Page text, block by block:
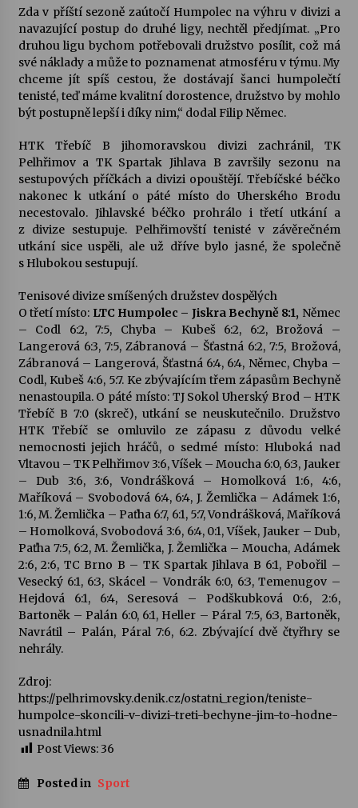
Zda v příští sezoně zaútočí Humpolec na výhru v divizi a
navazující postup do druhé ligy, nechtěl předjímat. „Pro
druhou ligu bychom potřebovali družstvo posílit, což má
své náklady a může to poznamenat atmosféru v týmu. My
chceme jít spíš cestou, že dostávají šanci humpolečtí
tenisté, teď máme kvalitní dorostence, družstvo by mohlo
být postupně lepší i díky nim,“ dodal Filip Němec.
HTK Třebíč B jihomoravskou divizi zachránil, TK
Pelhřimov a TK Spartak Jihlava B završily sezonu na
sestupových příčkách a divizi opouštějí. Třebíčské béčko
nakonec k utkání o páté místo do Uherského Brodu
necestovalo. Jihlavské béčko prohrálo i třetí utkání a
z divize sestupuje. Pelhřimovští tenisté v závěrečném
utkání sice uspěli, ale už dříve bylo jasné, že společně
s Hlubokou sestupují.
Tenisové divize smíšených družstev dospělých
O třetí místo: LTC Humpolec – Jiskra Bechyně 8:1, Němec
– Codl 6:2, 7:5, Chyba – Kubeš 6:2, 6:2, Brožová –
Langerová 6:3, 7:5, Zábranová – Šťastná 6:2, 7:5, Brožová,
Zábranová – Langerová, Šťastná 6:4, 6:4, Němec, Chyba –
Codl, Kubeš 4:6, 5:7. Ke zbývajícím třem zápasům Bechyně
nenastoupila. O páté místo: TJ Sokol Uherský Brod – HTK
Třebíč B 7:0 (skreč), utkání se neuskutečnilo. Družstvo
HTK Třebíč se omluvilo ze zápasu z důvodu velké
nemocnosti jejich hráčů, o sedmé místo: Hluboká nad
Vltavou – TK Pelhřimov 3:6, Víšek – Moucha 6:0, 6:3, Jauker
– Dub 3:6, 3:6, Vondrášková – Homolková 1:6, 4:6,
Maříková – Svobodová 6:4, 6:4, J. Žemlička – Adámek 1:6,
1:6, M. Žemlička – Paťha 6:7, 6:1, 5:7, Vondrášková, Maříková
– Homolková, Svobodová 3:6, 6:4, 0:1, Víšek, Jauker – Dub,
Paťha 7:5, 6:2, M. Žemlička, J. Žemlička – Moucha, Adámek
2:6, 2:6, TC Brno B – TK Spartak Jihlava B 6:1, Pobořil –
Vesecký 6:1, 6:3, Skácel – Vondrák 6:0, 6:3, Temenugov –
Hejdová 6:1, 6:4, Seresová – Podškubková 0:6, 2:6,
Bartoněk – Palán 6:0, 6:1, Heller – Páral 7:5, 6:3, Bartoněk,
Navrátil – Palán, Páral 7:6, 6:2. Zbývající dvě čtyřhry se
nehrály.
Zdroj:
https://pelhrimovsky.denik.cz/ostatni_region/teniste-
humpolce-skoncili-v-divizi-treti-bechyne-jim-to-hodne-
usnadnila.html
Post Views:36
Posted in Sport